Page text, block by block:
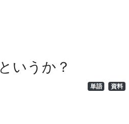
いうか？
単語 資料